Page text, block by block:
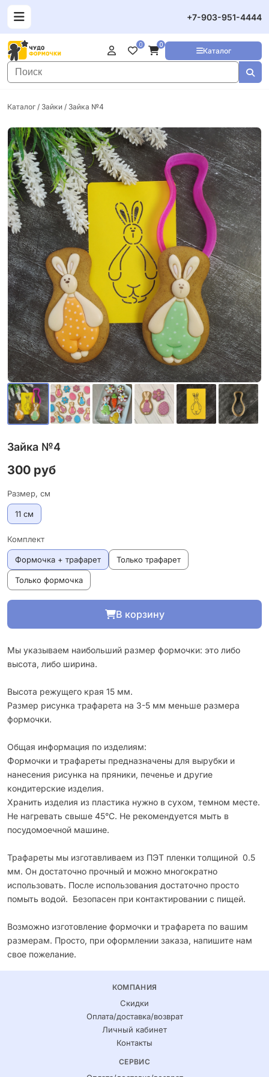
+7-903-951-4444
Каталог
0 0
Каталог / Зайки / Зайка №4
Зайка №4
300 руб
Размер, см
11 см
Комплект
Формочка + трафарет Только трафарет
Только формочка
В корзину
Мы указываем наибольший размер формочки: это либо
высота, либо ширина.
Высота режущего края 15 мм.
Размер рисунка трафарета на 3-5 мм меньше размера
формочки.
Общая информация по изделиям:
Формочки и трафареты предназначены для вырубки и
нанесения рисунка на пряники, печенье и другие
кондитерские изделия.
Хранить изделия из пластика нужно в сухом, темном месте.
Не нагревать свыше 45°С. Не рекомендуется мыть в
посудомоечной машине.
Трафареты мы изготавливаем из ПЭТ пленки толщиной 0.5
мм. Он достаточно прочный и можно многократно
использовать. После использования достаточно просто
помыть водой. Безопасен при контактировании с пищей.
Возможно изготовление формочки и трафарета по вашим
размерам. Просто, при оформлении заказа, напишите нам
свое пожелание.
КОМПАНИЯ
Скидки
Оплата/доставка/возврат
Личный кабинет
Контакты
СЕРВИС